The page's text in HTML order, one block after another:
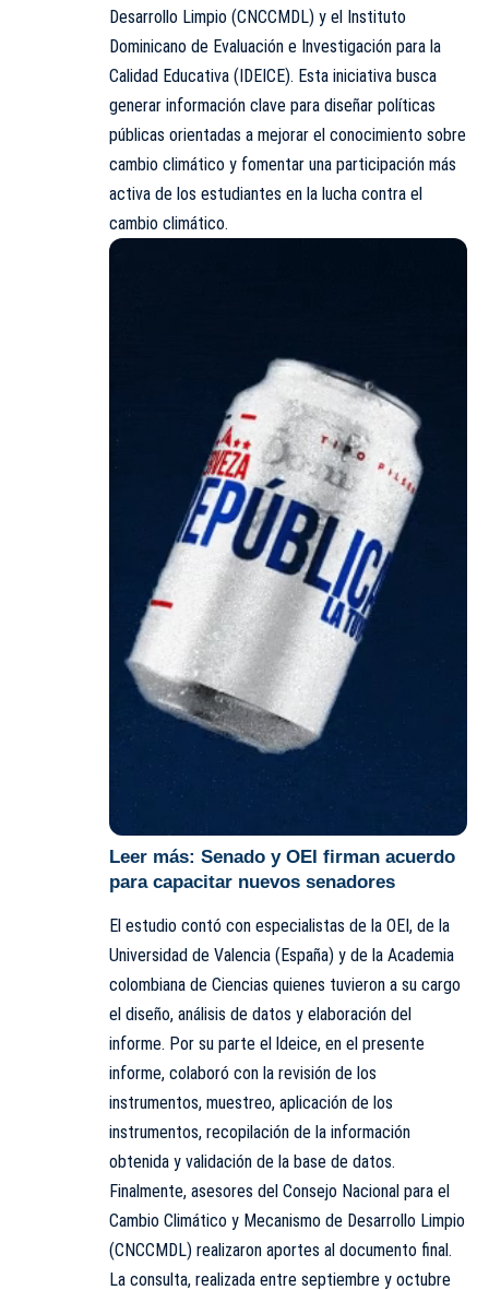
Desarrollo Limpio (CNCCMDL) y el Instituto
Dominicano de Evaluación e Investigación para la
Calidad Educativa (IDEICE). Esta iniciativa busca
generar información clave para diseñar políticas
públicas orientadas a mejorar el conocimiento sobre
cambio climático y fomentar una participación más
activa de los estudiantes en la lucha contra el
cambio climático.
Leer más: Senado y OEI firman acuerdo
para capacitar nuevos senadores
El estudio contó con especialistas de la OEI, de la
Universidad de Valencia (España) y de la Academia
colombiana de Ciencias quienes tuvieron a su cargo
el diseño, análisis de datos y elaboración del
informe. Por su parte el ldeice, en el presente
informe, colaboró con la revisión de los
instrumentos, muestreo, aplicación de los
instrumentos, recopilación de la información
obtenida y validación de la base de datos.
Finalmente, asesores del Consejo Nacional para el
Cambio Climático y Mecanismo de Desarrollo Limpio
(CNCCMDL) realizaron aportes al documento final.
La consulta, realizada entre septiembre y octubre